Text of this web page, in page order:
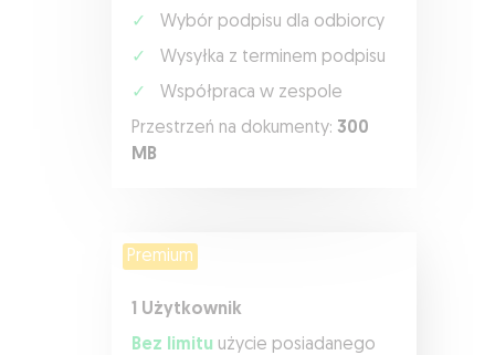
✓
Wybór podpisu dla odbiorcy
✓
Wysyłka z terminem podpisu
✓
Współpraca w zespole
Przestrzeń na dokumenty: 300
MB
Premium
1 Użytkownik
Bez limitu użycie posiadanego